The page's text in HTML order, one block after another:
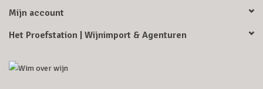
Mijn account
Het Proefstation | Wijnimport & Agenturen